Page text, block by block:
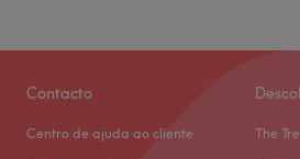
Contacto
Centro de ajuda ao cliente The